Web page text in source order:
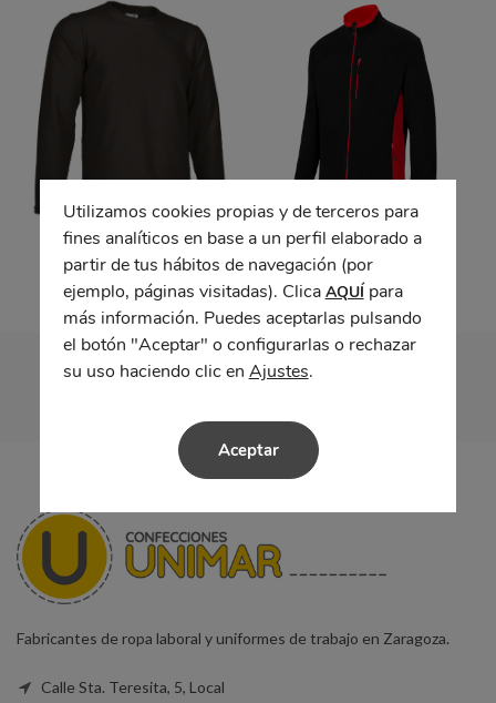
Polar CALGARY Chaqueta bicolor
Fabricantes de ropa laboral y uniformes de trabajo en Zaragoza.
Calle Sta. Teresita, 5, Local
Utilizamos cookies propias y de terceros para
fines analíticos en base a un perfil elaborado a
partir de tus hábitos de navegación (por
ejemplo, páginas visitadas). Clica AQUÍpara
más información. Puedes aceptarlas pulsando
el botón "Aceptar" o configurarlas o rechazar
su uso haciendo clic en Ajustes.
Aceptar